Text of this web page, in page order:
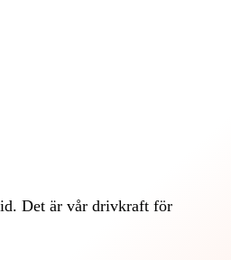
Det är vår drivkraft för